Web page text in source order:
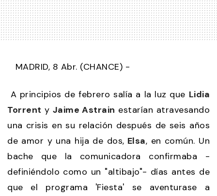
MADRID, 8 Abr. (CHANCE) -
A principios de febrero salía a la luz que Lidia
Torrent y Jaime Astrain estarían atravesando
una crisis en su relación después de seis años
de amor y una hija de dos, Elsa, en común. Un
bache que la comunicadora confirmaba -
definiéndolo como un "altibajo"- días antes de
que el programa 'Fiesta' se aventurase a